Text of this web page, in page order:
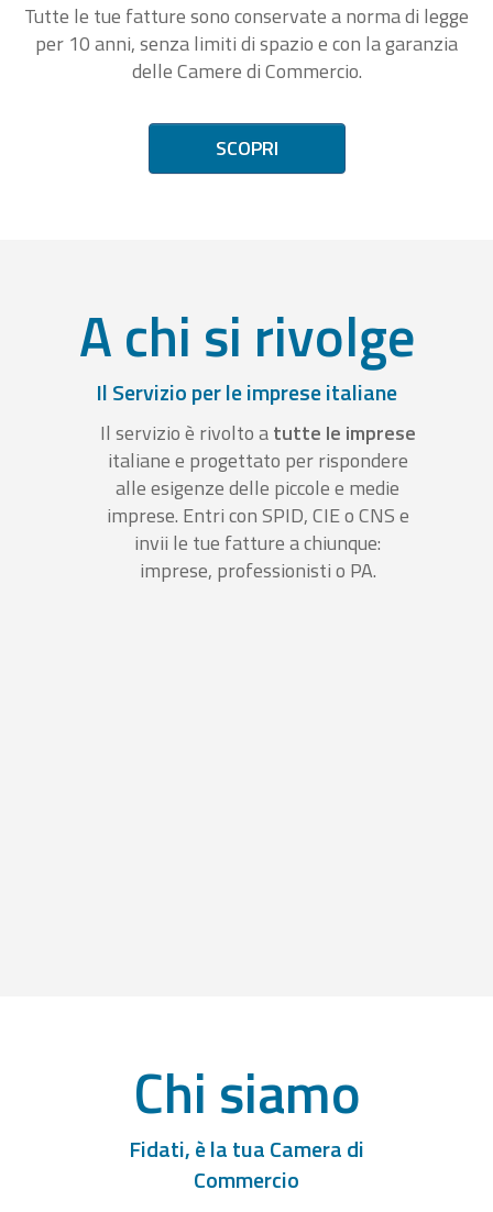
Tutte le tue fatture sono conservate a norma di legge
per 10 anni, senza limiti di spazio e con la garanzia
delle Camere di Commercio.
SCOPRI
A chi si rivolge
Il Servizio per le imprese italiane
Il servizio è rivolto atutte le imprese
italiane e progettato per rispondere
alle esigenze delle piccole e medie
imprese. Entri con SPID, CIE o CNS e
invii le tue fatture a chiunque:
imprese, professionisti o PA.
Chi siamo
Fidati, è la tua Camera di
Commercio